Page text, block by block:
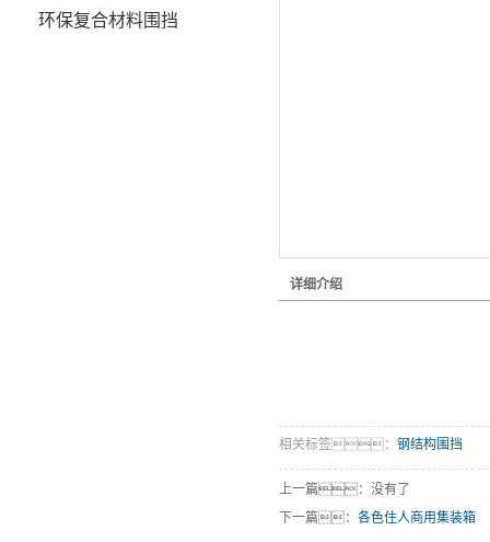
环保复合材料围挡
详细介绍
相关标签： 钢结构围挡
上一篇：没有了
下一篇： 各色住人商用集装箱